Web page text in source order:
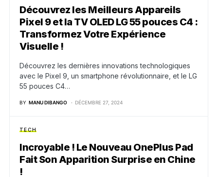
Découvrez les Meilleurs Appareils
Pixel 9 et la TV OLED LG 55 pouces C4 :
Transformez Votre Expérience
Visuelle !
Découvrez les dernières innovations technologiques
avec le Pixel 9, un smartphone révolutionnaire, et le LG
55 pouces C4…
BY MANU DIBANGO DÉCEMBRE 27, 2024
TECH
Incroyable ! Le Nouveau OnePlus Pad
Fait Son Apparition Surprise en Chine
!